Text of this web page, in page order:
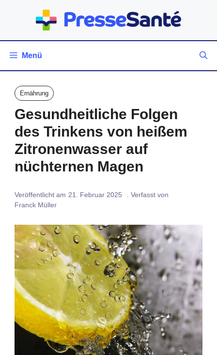
Menü
Ernährung
Gesundheitliche Folgen
des Trinkens von heißem
Zitronenwasser auf
nüchternen Magen
Veröffentlicht am 21. Februar 2025
. Verfasst von
Franck Müller